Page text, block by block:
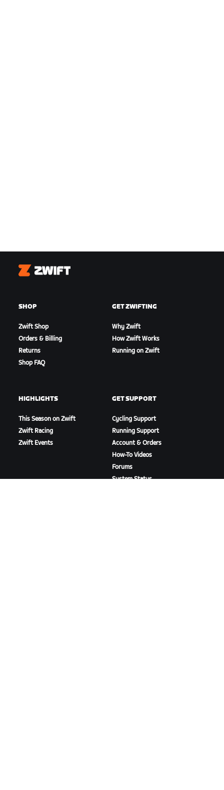
Zwift
SHOP
Zwift Shop
Orders & Billing
Returns
Shop FAQ
GET ZWIFTING
Why Zwift
How Zwift Works
Running on Zwift
HIGHLIGHTS
This Season on Zwift
Zwift Racing
Zwift Events
GET SUPPORT
Cycling Support
Running Support
Account & Orders
How-To Videos
Forums
System Status